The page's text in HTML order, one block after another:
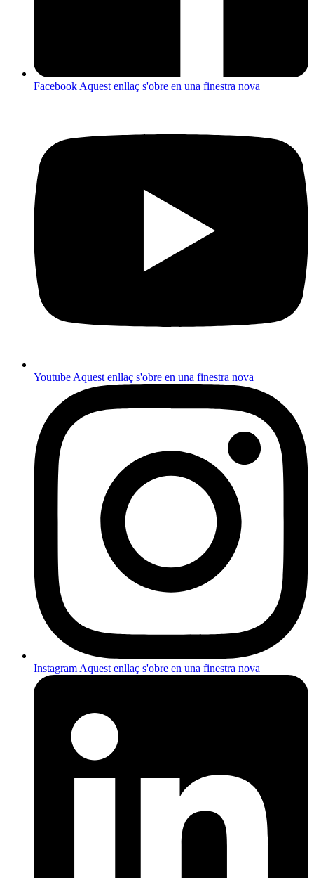
Facebook Aquest enllaç s'obre en una finestra nova
Youtube Aquest enllaç s'obre en una finestra nova
Instagram Aquest enllaç s'obre en una finestra nova